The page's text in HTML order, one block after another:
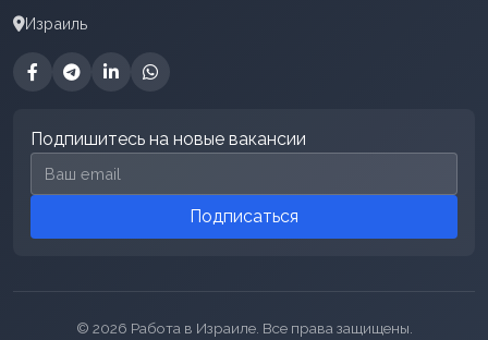
Израиль
Подпишитесь на новые вакансии
Email для подписки
Подписаться
© 2026 Работа в Израиле. Все права защищены.